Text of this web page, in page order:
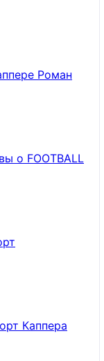
Роман
о FOOTBALL
Каппера